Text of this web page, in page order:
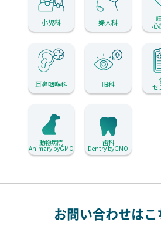
小児科 婦人科 心
耳鼻咽喉科 眼科 セ
動物病院
Animary byGMO
歯科
Dentry byGMO
お問い合わせはこ